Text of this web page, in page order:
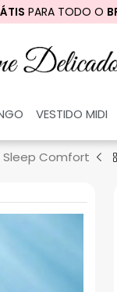
PARA TODO O
VESTIDO MIDI
Sleep Comfort